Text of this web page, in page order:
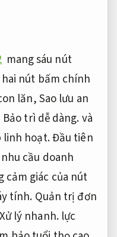
mang sáu nút
nút bấm chính
lăn,Sao lưu an
Bảo trì dễ dàng.và
linh hoạt.Đầu tiên
cầu doanh
giác của nút
tính. Quản trị đơn
Xử lý nhanh.lực